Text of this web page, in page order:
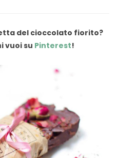
del cioccolato fiorito?
vuoi su Pinterest!